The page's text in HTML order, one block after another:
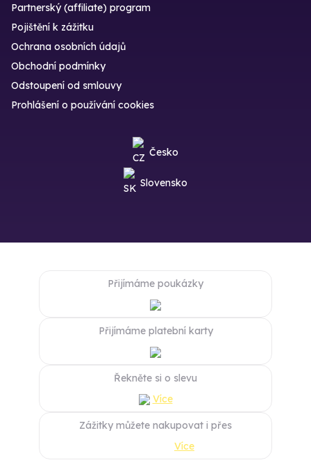
Partnerský (affiliate) program
Pojištění k zážitku
Ochrana osobních údajů
Obchodní podmínky
Odstoupení od smlouvy
Prohlášení o používání cookies
Česko
Slovensko
Přijímáme poukázky
Přijímáme platební karty
Řekněte si o slevu
Více
Zážitky můžete nakupovat i přes
Více